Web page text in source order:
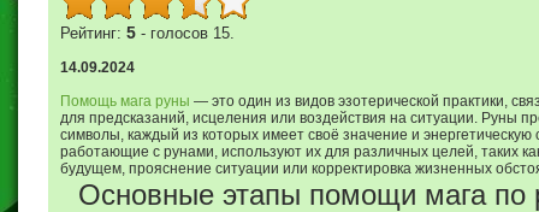
Рейтинг: 5 - голосов 15.
14.09.2024
Помощь мага руны — это один из видов эзотерической практики,
для предсказаний, исцеления или воздействия на ситуации. Руны
символы, каждый из которых имеет своё значение и энергетическую
работающие с рунами, используют их для различных целей, таких
будущем, прояснение ситуации или корректировка жизненных
Основные этапы помощи мага по